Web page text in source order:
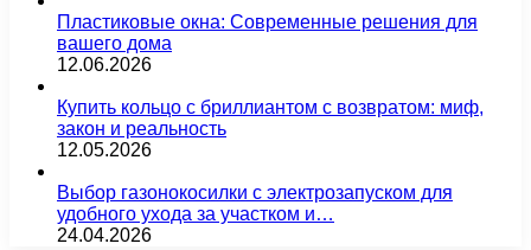
Пластиковые окна: Современные решения для
вашего дома
12.06.2026
Купить кольцо с бриллиантом с возвратом: миф,
закон и реальность
12.05.2026
Выбор газонокосилки с электрозапуском для
удобного ухода за участком и…
24.04.2026